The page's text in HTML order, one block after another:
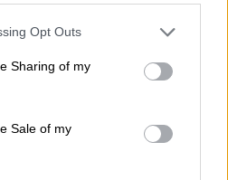
Opt Outs
Sharing of my
Sale of my
funkcji i parametrów –
tym razem, ponieważ seria
poziomy wydajności,
oraz możliwościami, jakie